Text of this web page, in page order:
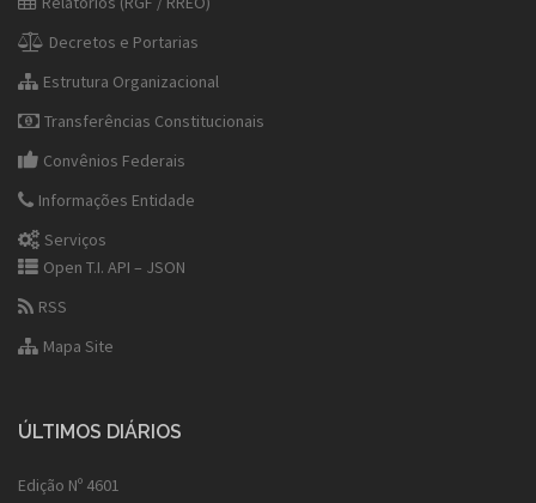
Decretos e Portarias
Estrutura Organizacional
Transferências Constitucionais
Convênios Federais
Informações Entidade
Serviços
Open T.I. API – JSON
RSS
Mapa Site
ÚLTIMOS DIÁRIOS
Edição Nº 4601